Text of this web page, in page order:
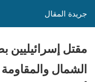
جريدة المقال
مقتل إسرائيليين
الشمال